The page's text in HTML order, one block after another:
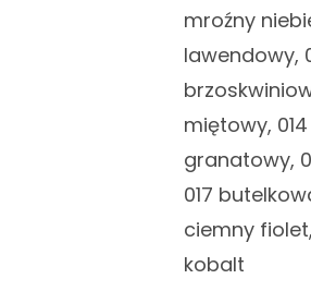
mroźny
lawendowy,
miętowy,
granatowy,
017
ciemny
kobalt